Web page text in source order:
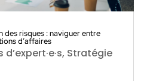
risques : naviguer entre
d’affaires
d’expert·e·s, Stratégie